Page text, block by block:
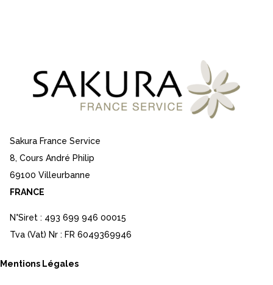
Sakura France Service
8, Cours André Philip
69100 Villeurbanne
FRANCE
N°Siret : 493 699 946 00015
Tva (Vat) Nr : FR 6049369946
Mentions Légales